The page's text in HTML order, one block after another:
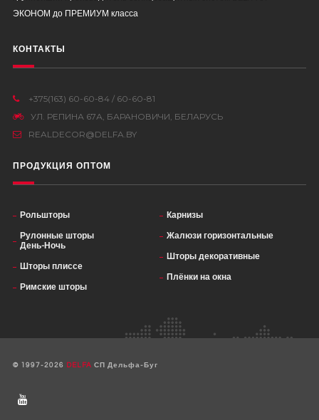
ЭКОНОМ до ПРЕМИУМ класса
КОНТАКТЫ
+375(163) 60-60-84 / 60-60-81
УЛ. РЕПИНА 67А, БАРАНОВИЧИ, БЕЛАРУСЬ
REALDECOR@DELFA.BY
ПРОДУКЦИЯ ОПТОМ
Рольшторы
Рулонные шторы
День-Ночь
Шторы плиссе
Римские шторы
Карнизы
Жалюзи горизонтальные
Шторы декоративные
Плёнки на окна
© 1997-2026 DELFA СП Дельфа-Буг